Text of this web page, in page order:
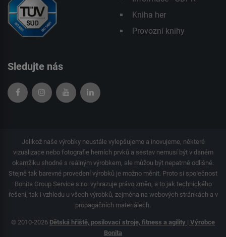
Kniha her
Provozní knihy
Sledujte nás
Jelikož naše výrobky neustále vylepšujeme a inovujeme, některé
vizualizace nebo fotografie herních prvků a sestav nemusí být v daném
okamžiku shodné s reálným výrobkem, ale můžou být nepatrně odlišné.
Stejně tak barevné provedení výrobků je možno měnit. Proto si společnost
Bonita Group Service s.r.o. vyhrazuje právo změn, a to jak technického
řešení, tak i vzhledu u všech výrobků, zejména na webových stránkách a v
propagačních materiálech.
© 2010-2026 Dětská hřiště, posilovací stroje, fitness a agility | Výrobce
Bonita